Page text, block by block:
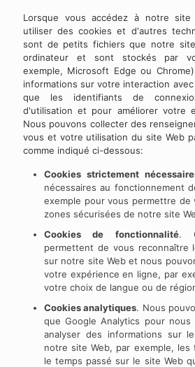
Lorsque vous accédez à notre site
utiliser des cookies et d'autres
sont de petits fichiers que notre
ordinateur et sont stockés par
exemple, Microsoft Edge ou
informations sur votre interaction
que les identifiants de
d'utilisation et pour améliorer votre
Nous pouvons collecter des
vous et votre utilisation du site Web
comme indiqué ci-dessous:
Cookies strictement
nécessaires au fonctionnement
exemple pour vous permettre de
zones sécurisées de notre site
Cookies de fonctionnalité.
permettent de vous reconnaître
sur notre site Web et nous
votre expérience en ligne, par
votre choix de langue ou de
Cookies analytiques. Nous
que Google Analytics pour
analyser des informations sur
notre site Web, par exemple, les
le temps passé sur le site Web